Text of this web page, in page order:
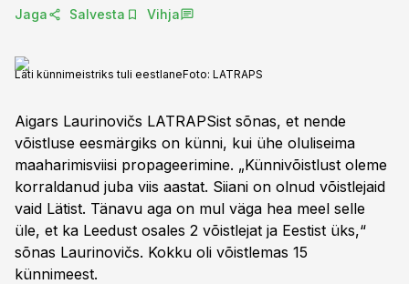
Jaga Salvesta Vihja
Läti künnimeistriks tuli eestlaneFoto: LATRAPS
Aigars Laurinovičs LATRAPSist sõnas, et nende
võistluse eesmärgiks on künni, kui ühe oluliseima
maaharimisviisi propageerimine. „Künnivõistlust oleme
korraldanud juba viis aastat. Siiani on olnud võistlejaid
vaid Lätist. Tänavu aga on mul väga hea meel selle
üle, et ka Leedust osales 2 võistlejat ja Eestist üks,“
sõnas Laurinovičs. Kokku oli võistlemas 15
künnimeest.